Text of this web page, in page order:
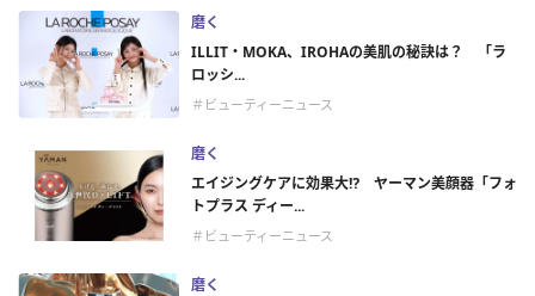
磨く
ILLIT・MOKA、IROHAの美肌の秘訣は？ 「ラ
ロッシ...
＃ビューティーニュース
磨く
エイジングケアに効果大⁉ ヤーマン美顔器「フォ
トプラス ディー...
＃ビューティーニュース
磨く